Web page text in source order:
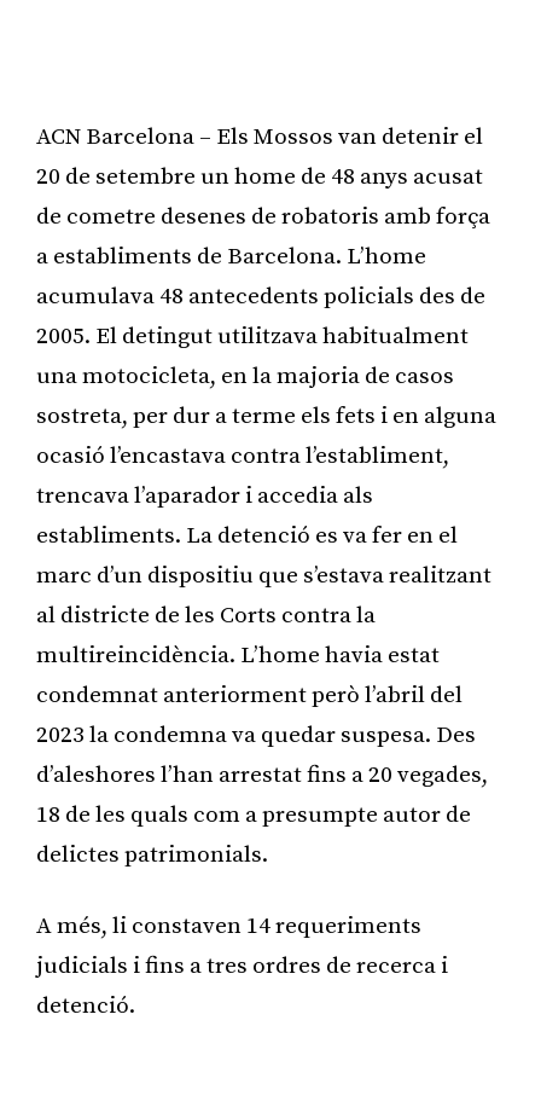
ACN Barcelona – Els Mossos van detenir el
20 de setembre un home de 48 anys acusat
de cometre desenes de robatoris amb força
a establiments de Barcelona. L’home
acumulava 48 antecedents policials des de
2005. El detingut utilitzava habitualment
una motocicleta, en la majoria de casos
sostreta, per dur a terme els fets i en alguna
ocasió l’encastava contra l’establiment,
trencava l’aparador i accedia als
establiments. La detenció es va fer en el
marc d’un dispositiu que s’estava realitzant
al districte de les Corts contra la
multireincidència. L’home havia estat
condemnat anteriorment però l’abril del
2023 la condemna va quedar suspesa. Des
d’aleshores l’han arrestat fins a 20 vegades,
18 de les quals com a presumpte autor de
delictes patrimonials.
A més, li constaven 14 requeriments
judicials i fins a tres ordres de recerca i
detenció.